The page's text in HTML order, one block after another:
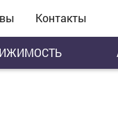
Контакты